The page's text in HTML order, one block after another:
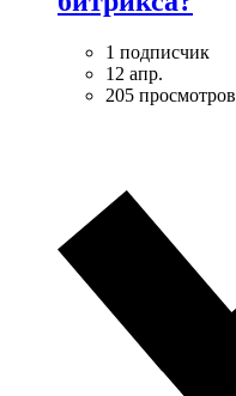
1 подписчик
12 апр.
205 просмотров